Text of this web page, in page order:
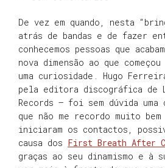
De vez em quando, nesta
atrás de bandas e de fazer
conhecemos pessoas que
nova dimensão ao que
uma curiosidade. Hugo
pela editora discográfica de
Records – foi sem dúvida uma
que não me recordo muito
iniciaram os contactos,
causa dos First Breath After
graças ao seu dinamismo e à